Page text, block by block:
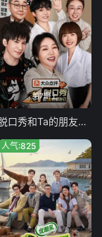
第7期上
脱口秀和Ta的朋友们 第三季
人气:825